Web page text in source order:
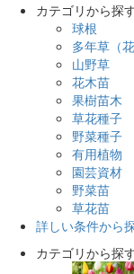
カテゴリから探
球根
多年草（花
山野草
花木苗
果樹苗木
草花種子
野菜種子
有用植物
園芸資材
野菜苗
草花苗
詳しい条件から
カテゴリから探